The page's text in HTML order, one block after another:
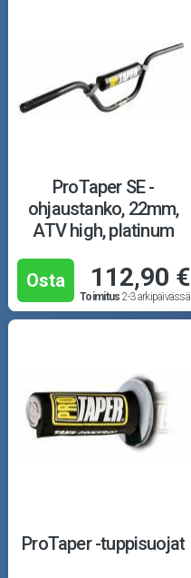
ProTaper SE -
ohjaustanko, 22mm,
ATV high, platinum
Osta 112,90 €
Toimitus 2-3 arkipäivässä
ProTaper -tuppisuojat